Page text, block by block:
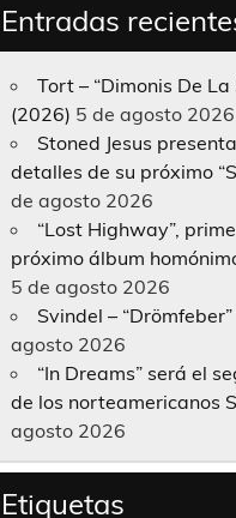
Entradas
Tort – “Dimonis De
(2026) 5 de agosto 2026
Stoned Jesus
detalles de su próximo
de agosto 2026
“Lost Highway”,
próximo álbum
5 de agosto 2026
Svindel –
agosto 2026
“In Dreams” será el
de los norteamericanos
agosto 2026
Etiquetas